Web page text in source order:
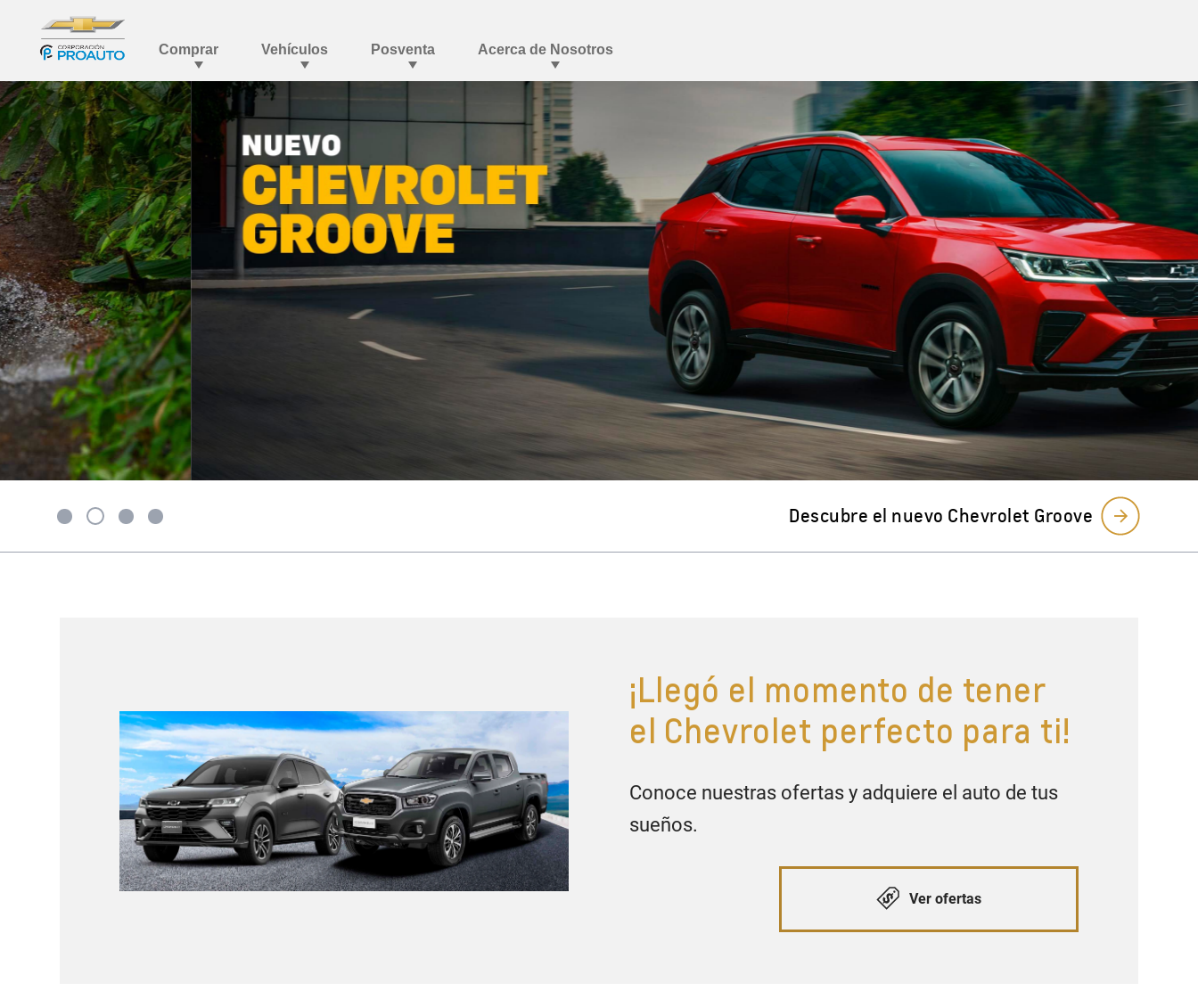
¡Llegó el momento de tener
el Chevrolet perfecto para ti!
Conoce nuestras ofertas y adquiere el auto de tus
sueños.
Ver ofertas